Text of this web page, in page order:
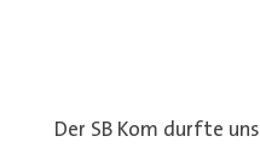
Der SB Kom durfte